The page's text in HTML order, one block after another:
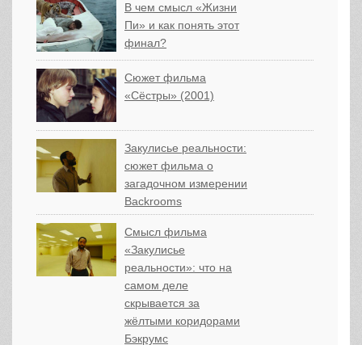
В чем смысл «Жизни
Пи» и как понять этот
финал?
Сюжет фильма
«Сёстры» (2001)
Закулисье реальности:
сюжет фильма о
загадочном измерении
Backrooms
Смысл фильма
«Закулисье
реальности»: что на
самом деле
скрывается за
жёлтыми коридорами
Бэкрумс